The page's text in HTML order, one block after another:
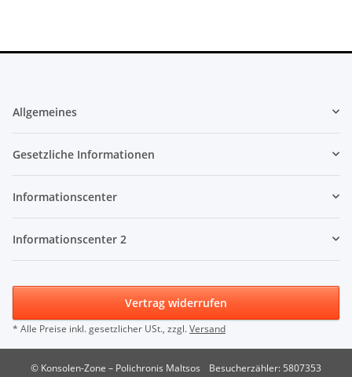
Allgemeines
Gesetzliche Informationen
Informationscenter
Informationscenter 2
Vertrag widerrufen
* Alle Preise inkl. gesetzlicher USt., zzgl.Versand
© Konsolen-Zone – Polichronis Maltsos
Besucherzähler: 5807353